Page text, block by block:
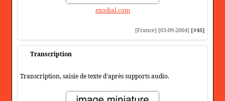
exodial.com
[France] [03-09-2004] [#46]
Transcription
Transcription, saisie de texte d'après supports audio.